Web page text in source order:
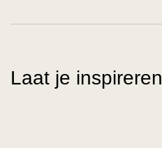
Laat je inspireren